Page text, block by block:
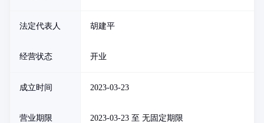
法定代表人 胡建平
经营状态 开业
成立时间 2023-03-23
营业期限 2023-03-23 至 无固定期限